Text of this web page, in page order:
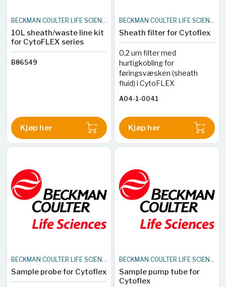
BECKMAN COULTER LIFE SCIENCES
10L sheath/waste line kit
for CytoFLEX series
B86549
Kjøp her
BECKMAN COULTER LIFE SCIENCES
Sheath filter for Cytoflex
0,2 um filter med
hurtigkobling for
føringsvæsken (sheath
fluid) i CytoFLEX
A04-1-0041
Kjøp her
BECKMAN COULTER LIFE SCIENCES
Sample probe for Cytoflex
BECKMAN COULTER LIFE SCIENCES
Sample pump tube for
Cytoflex